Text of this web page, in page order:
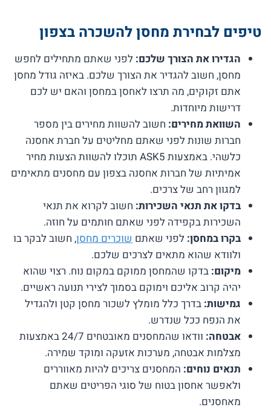
טיפים לבחירת מחסן להשכרה בצפון
הגדירו את הצורך שלכם: לפני שאתם מתחילים לחפש
מחסן, חשוב להגדיר את הצורך שלכם. באיזה גודל מחסן
אתם זקוקים, מה תרצו לאחסן במחסן והאם יש לכם
דרישות מיוחדות.
השוואת מחירים: חשוב להשוות מחירים בין מספר
חברות שונות לפני שאתם מחליטים על חברת אחסנה
כלשהי. באמצעות ASK5 תוכלו להשוות הצעות מחיר
אמיתיות של חברות אחסנה בצפון עם מחסנים מתאימים
למגוון רחב של צרכים.
בדקו את תנאי השכירות: חשוב לקרוא את תנאי
השכירות בקפידה לפני שאתם חותמים על חוזה.
בקרו במחסן: לפני שאתם שוכרים מחסן, חשוב לבקר בו
ולוודא שהוא מתאים לצרכים שלכם.
מיקום: בדקו שהמחסן ממוקם במקום נוח. רצוי שהוא
יהיה קרוב אליכם וימוקם בסמוך לצירי תנועה ראשיים.
גמישות: בדרך כלל מומלץ לשכור מחסן קטן ולהגדיל
את הנפח ככל שנדרש.
אבטחה:
וודאו שהמחסנים מאובטחים 24/7 באמצעות
מצלמות אבטחה, מערכות אזעקה ומוקד שמירה.
תנאים נוחים: המחסנים צריכים להיות מאווררים
ולאפשר אחסון בטוח של סוגי הפריטים שאתם
מאחסנים.